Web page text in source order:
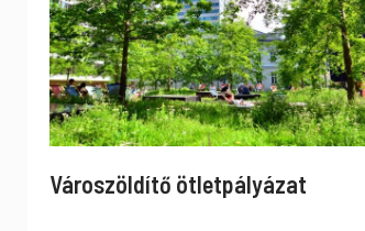
Városzöldítő ötletpályázat